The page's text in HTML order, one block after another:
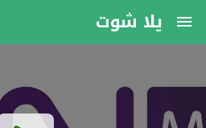
يلا شوت